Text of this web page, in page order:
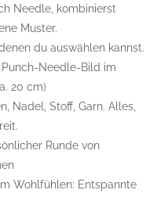
Needle, kombinierst
Muster.
du auswählen kannst.
Needle-Bild im
20 cm)
Nadel, Stoff, Garn. Alles,
Runde von
Wohlfühlen: Entspannte